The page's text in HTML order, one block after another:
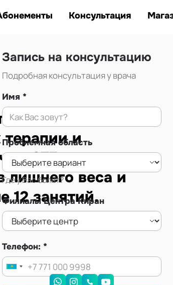
Консультация
Запись на консультацию
Подробная консультация у врача
Имя
Проблемная область
Где у Вас болит?
Филиалы Центра Киран
Телефон:
Алматы.
и
875
лишнего веса и
12 занятий.